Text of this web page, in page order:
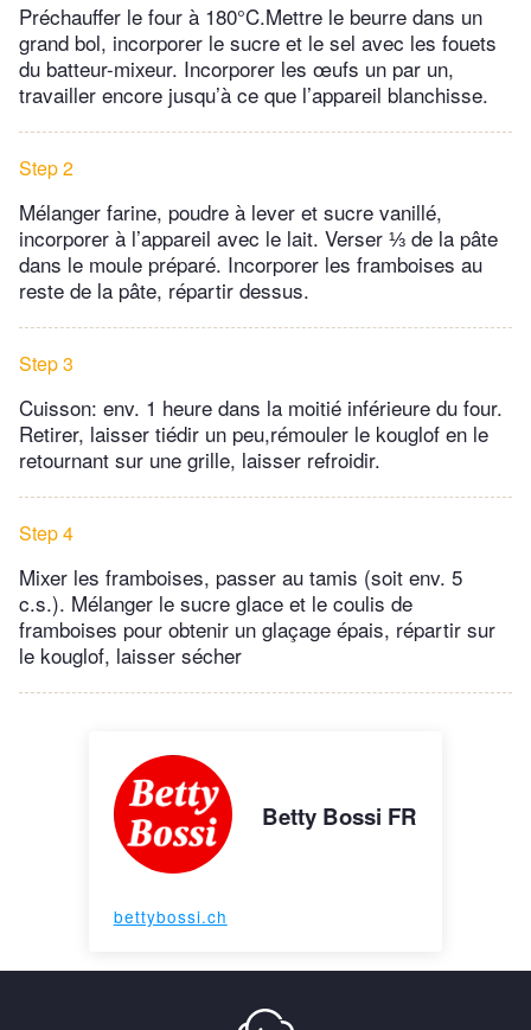
Préchauffer le four à 180°C.Mettre le beurre dans un
grand bol, incorporer le sucre et le sel avec les fouets
du batteur-mixeur. Incorporer les œufs un par un,
travailler encore jusqu’à ce que l’appareil blanchisse.
Step 2
Mélanger farine, poudre à lever et sucre vanillé,
incorporer à l’appareil avec le lait. Verser ⅓ de la pâte
dans le moule préparé. Incorporer les framboises au
reste de la pâte, répartir dessus.
Step 3
Cuisson: env. 1 heure dans la moitié inférieure du four.
Retirer, laisser tiédir un peu,rémouler le kouglof en le
retournant sur une grille, laisser refroidir.
Step 4
Mixer les framboises, passer au tamis (soit env. 5
c.s.). Mélanger le sucre glace et le coulis de
framboises pour obtenir un glaçage épais, répartir sur
le kouglof, laisser sécher
Betty Bossi FR
bettybossi.ch